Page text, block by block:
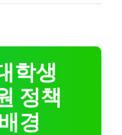
학생
정책
경